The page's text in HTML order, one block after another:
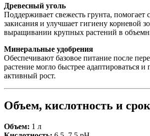
Древесный уголь
Поддерживает свежесть грунта, помогает
закисания и улучшает гигиену корневой
выращивании крупных растений в
Минеральные удобрения
Обеспечивают базовое питание после
растение могло быстрее адаптироваться и
активный рост.
Объем, кислотность и
Объем: 1 л